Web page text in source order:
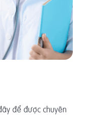
để được chuyên